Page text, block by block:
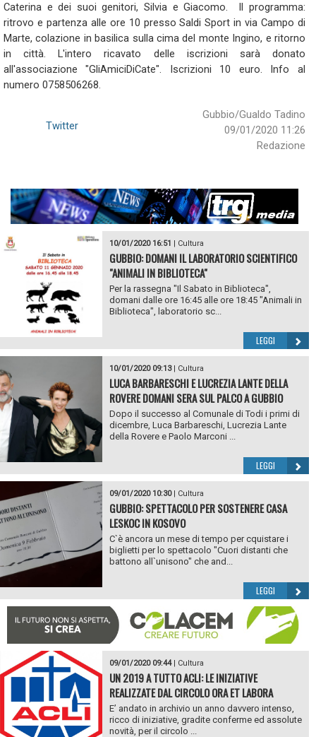
Caterina e dei suoi genitori, Silvia e Giacomo. Il programma:
ritrovo e partenza alle ore 10 presso Saldi Sport in via Campo di
Marte, colazione in basilica sulla cima del monte Ingino, e ritorno
in città. L'intero ricavato delle iscrizioni sarà donato
all'associazione "GliAmiciDiCate". Iscrizioni 10 euro. Info al
numero 0758506268.
Gubbio/Gualdo Tadino
09/01/2020 11:26
Redazione
Twitter
10/01/2020 16:51 Cultura
GUBBIO: DOMANI IL LABORATORIO SCIENTIFICO
"ANIMALI IN BIBLIOTECA"
Per la rassegna "Il Sabato in Biblioteca",
domani dalle ore 16:45 alle ore 18:45 "Animali in
Biblioteca", laboratorio sc...
LEGGI
10/01/2020 09:13| Cultura
LUCA BARBARESCHI E LUCREZIA LANTE DELLA
ROVERE DOMANI SERA SUL PALCO A GUBBIO
Dopo il successo al Comunale di Todi i primi di
dicembre, Luca Barbareschi, Lucrezia Lante
della Rovere e Paolo Marconi ...
LEGGI
09/01/2020 10:30| Cultura
GUBBIO: SPETTACOLO PER SOSTENERE CASA
LESKOC IN KOSOVO
C`è ancora un mese di tempo per cquistare i
biglietti per lo spettacolo "Cuori distanti che
battono all`unisono" che and...
LEGGI
09/01/2020 09:44| Cultura
UN 2019 A TUTTO ACLI: LE INIZIATIVE
REALIZZATE DAL CIRCOLO ORA ET LABORA
E’ andato in archivio un anno davvero intenso,
ricco di iniziative, gradite conferme ed assolute
novità, per il circolo ...